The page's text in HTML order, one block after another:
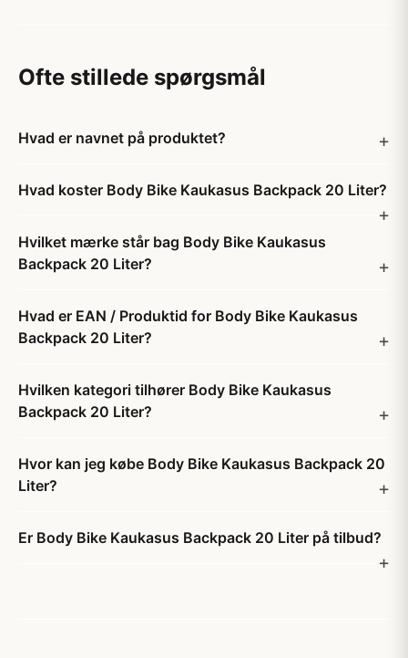
Ofte stillede spørgsmål
Hvad er navnet på produktet?
Hvad koster Body Bike Kaukasus Backpack 20 Liter?
Hvilket mærke står bag Body Bike Kaukasus
Backpack 20 Liter?
Hvad er EAN / Produktid for Body Bike Kaukasus
Backpack 20 Liter?
Hvilken kategori tilhører Body Bike Kaukasus
Backpack 20 Liter?
Hvor kan jeg købe Body Bike Kaukasus Backpack 20
Liter?
Er Body Bike Kaukasus Backpack 20 Liter på tilbud?